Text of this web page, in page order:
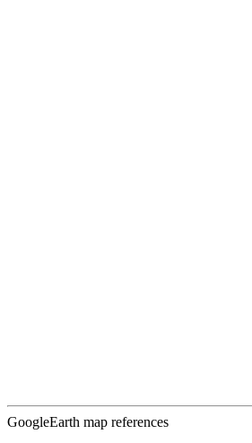
GoogleEarth map references